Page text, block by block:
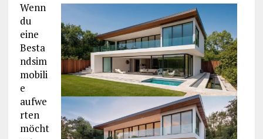
Wenn
du
eine
Besta
ndsim
mobili
e
aufwe
rten
möcht